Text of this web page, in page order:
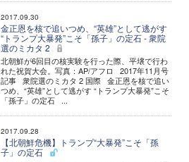
2017.09.30
金正恩を核で追いつめ、“英雄”として逃がす
“トランプ大暴発”こそ「孫子」の定石 - 衆院
選のミカタ 2
北朝鮮が6回目の核実験を行った際、平壌で行わ
れた祝賀大会。写真：AP/アフロ 2017年11月号
記事 衆院選のミカタ 2 国際 金正恩を核で追い
つめ、“英雄”として逃がす “トランプ大暴発”こそ
「孫子」の定石 ...
2017.09.28
【北朝鮮危機】トランプ“大暴発”こそ「孫
子」の定石